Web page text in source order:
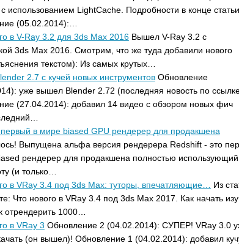
использованием LightCache. Подробности в конце статьи.
(05.02.2014):…
в V-Ray 3.2 для 3ds Max 2016Вышел V-Ray 3.2 с
3ds Max 2016. Смотрим, что же туда добавили нового
текстом): Из самых крутых…
2.7 с кучей новых инструментовОбновление
уже вышел Blender 2.72 (последняя новость по
(27.04.2014): добавил 14 видео с обзором новых фич
в мире biased GPU рендерер для продакшена
Выпущена альфа версия рендерера Redshift - это
рендерер для продакшена полностью использующий
(и только…
в VRay 3.4 под 3ds Max: туторы, впечатляющие…
Из
Что нового в VRay 3.4 под 3ds Max 2017. Как начать
отрендерить 1000…
в VRay 3 Обновление 2 (04.02.2014): СУПЕР! VRay 3.0
(он вышел)! Обновление 1 (04.02.2014): добавил